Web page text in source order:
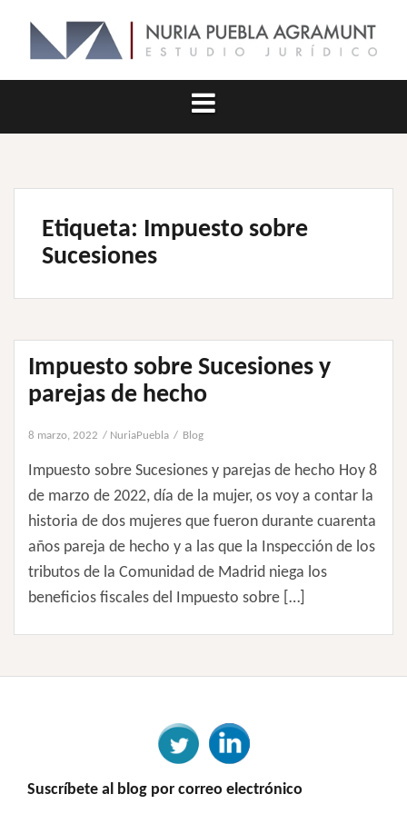
contenido
Etiqueta: Impuesto sobre
Sucesiones
Impuesto sobre Sucesiones y
parejas de hecho
8 marzo, 2022 NuriaPuebla Blog
Impuesto sobre Sucesiones y parejas de hecho Hoy 8
de marzo de 2022, día de la mujer, os voy a contar la
historia de dos mujeres que fueron durante cuarenta
años pareja de hecho y a las que la Inspección de los
tributos de la Comunidad de Madrid niega los
beneficios fiscales del Impuesto sobre […]
Suscríbete al blog por correo electrónico